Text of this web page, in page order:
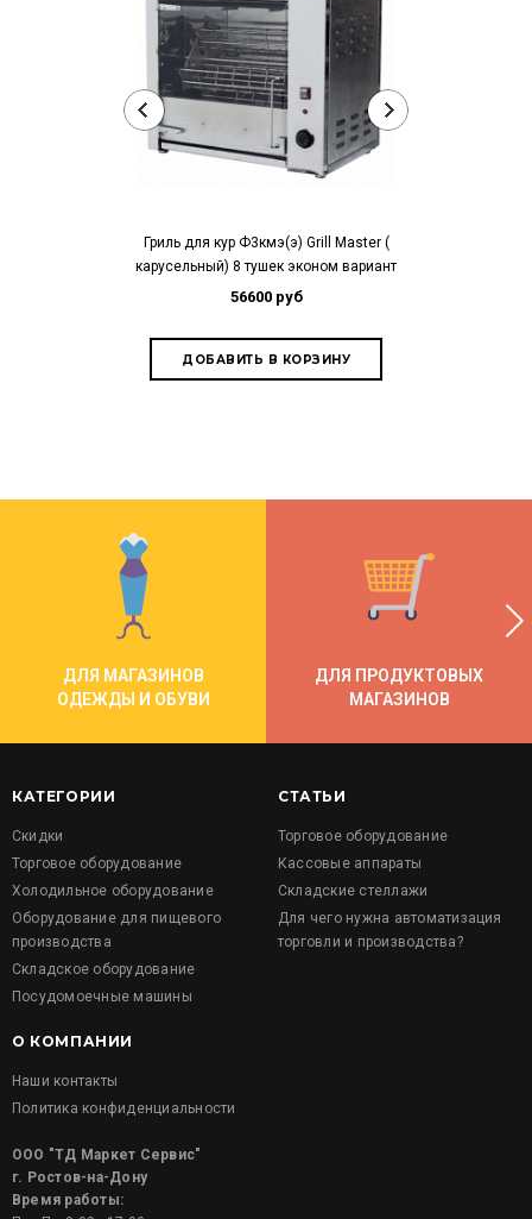
Гриль для кур Ф3кмэ(э) Grill Master (
карусельный) 8 тушек эконом вариант
56600 руб
ДЛЯ МАГАЗИНОВ
ОДЕЖДЫ И ОБУВИ
ДЛЯ ПРОДУКТОВЫХ
МАГАЗИНОВ
КАТЕГОРИИ
Скидки
Торговое оборудование
Холодильное оборудование
Оборудование для пищевого
производства
Складское оборудование
Посудомоечные машины
СТАТЬИ
Торговое оборудование
Кассовые аппараты
Складские стеллажи
Для чего нужна автоматизация
торговли и производства?
О КОМПАНИИ
Наши контакты
Политика конфиденциальности
ООО "ТД Маркет Сервис"
г. Ростов-на-Дону
Время работы: